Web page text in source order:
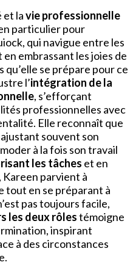
et lavie professionnelle
particulier pour
qui navigue entre les
embrassant les joies de
se prépare pour ce
l’intégration de la
, s’efforçant
professionnelles avec
Elle reconnaît que
ajustant souvent son
à la fois son travail
les tâches et en
parvient à
tout en se préparant à
pas toujours facile,
les deux rôlestémoigne
inspirant
à des circonstances